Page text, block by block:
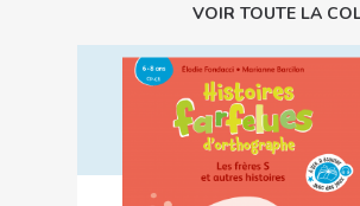
VOIR TOUTE LA